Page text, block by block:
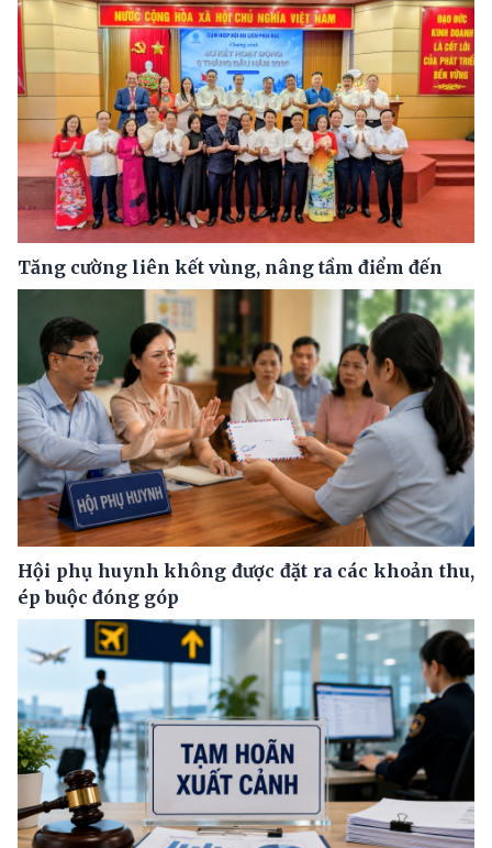
Tăng cường liên kết vùng, nâng tầm điểm đến
Hội phụ huynh không được đặt ra các khoản thu,
ép buộc đóng góp